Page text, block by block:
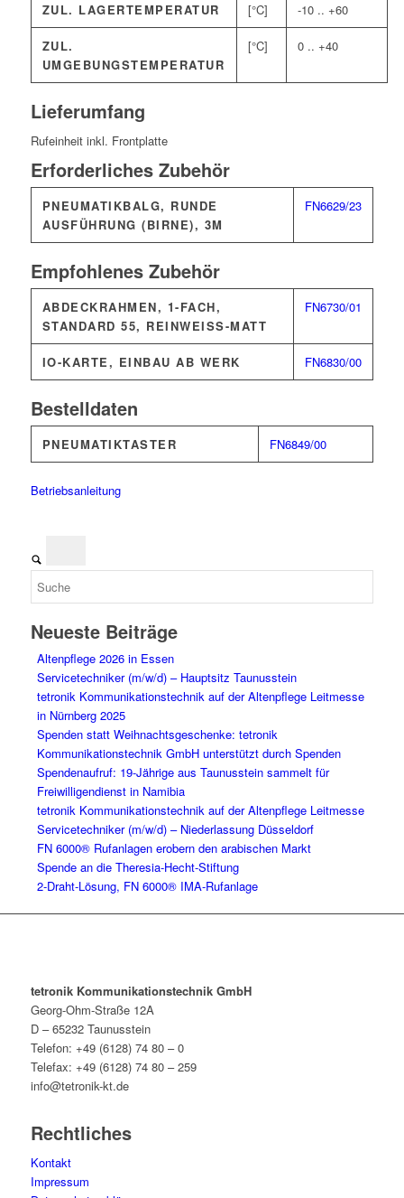
ZUL. LAGERTEMPERATUR [°C] -10 .. +60
ZUL.
UMGEBUNGSTEMPERATUR
[°C] 0 .. +40
Lieferumfang
Rufeinheit inkl. Frontplatte
Erforderliches Zubehör
PNEUMATIKBALG, RUNDE
AUSFÜHRUNG (BIRNE), 3M
FN6629/23
Empfohlenes Zubehör
ABDECKRAHMEN, 1-FACH,
STANDARD 55, REINWEISS-MATT
FN6730/01
IO-KARTE, EINBAU AB WERK FN6830/00
Bestelldaten
PNEUMATIKTASTER FN6849/00
Betriebsanleitung
Neueste Beiträge
Altenpflege 2026 in Essen
Servicetechniker (m/w/d) – Hauptsitz Taunusstein
tetronik Kommunikationstechnik auf der Altenpflege Leitmesse
in Nürnberg 2025
Spenden statt Weihnachtsgeschenke: tetronik
Kommunikationstechnik GmbH unterstützt durch Spenden
Spendenaufruf: 19-Jährige aus Taunusstein sammelt für
Freiwilligendienst in Namibia
tetronik Kommunikationstechnik auf der Altenpflege Leitmesse
Servicetechniker (m/w/d) – Niederlassung Düsseldorf
FN 6000® Rufanlagen erobern den arabischen Markt
Spende an die Theresia-Hecht-Stiftung
2-Draht-Lösung, FN 6000® IMA-Rufanlage
tetronik Kommunikationstechnik GmbH
Georg-Ohm-Straße 12A
D – 65232 Taunusstein
Telefon: +49 (6128) 74 80 – 0
Telefax: +49 (6128) 74 80 – 259
info@tetronik-kt.de
Rechtliches
Kontakt
Impressum